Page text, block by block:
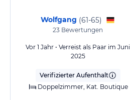
Wolfgang (61-65)
23 Bewertungen
Vor 1 Jahr • Verreist als Paar im Juni
2025
Verifizierter Aufenthalt
Doppelzimmer, Kat. Boutique